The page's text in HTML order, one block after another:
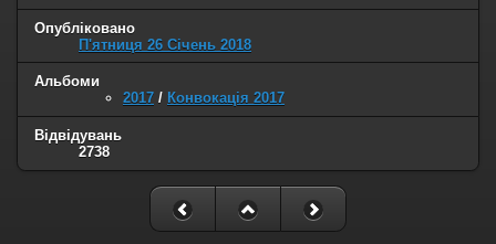
Опубліковано
П'ятниця 26 Січень 2018
Альбоми
2017 / Конвокація 2017
Відвідувань
2738